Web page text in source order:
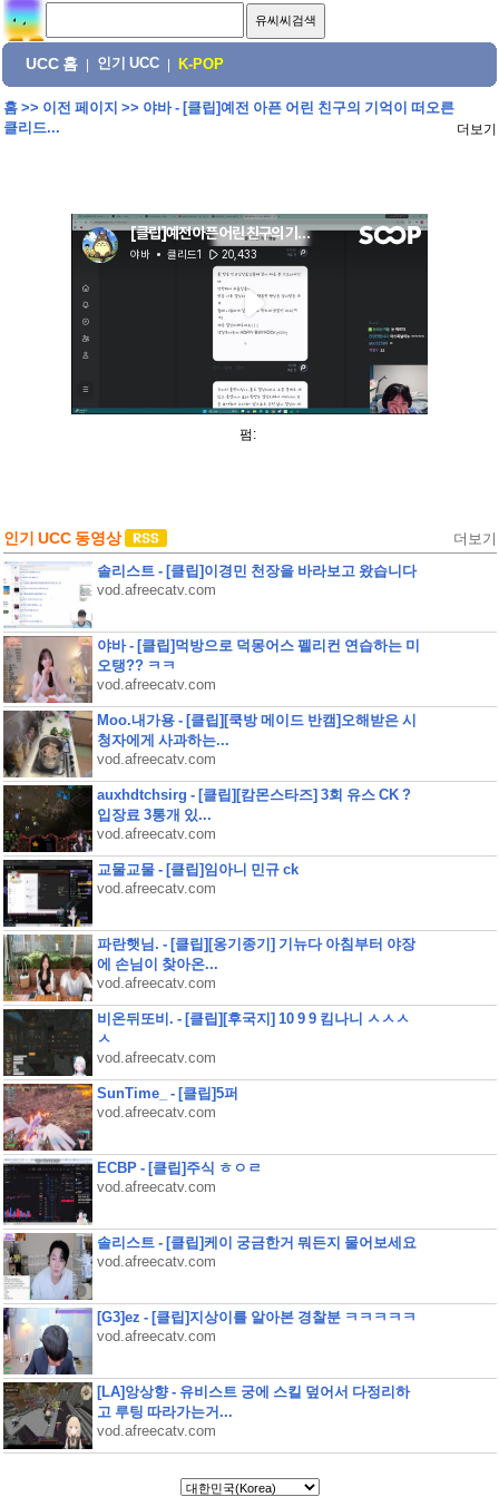
UCC 홈 인기 UCC K-POP
홈>> 이전 페이지 >> 야바 - [클립]예전 아픈 어린 친구의 기억이 떠오른
클리드...
더보기
펌:
인기 UCC 동영상 더보기
솔리스트 - [클립]이경민 천장을 바라보고 왔습니다
vod.afreecatv.com
야바 - [클립]먹방으로 덕몽어스 펠리컨 연습하는 미
오탱?? ㅋㅋ
vod.afreecatv.com
Moo.내가용 - [클립][쿡방 메이드 반캠]오해받은 시
청자에게 사과하는...
vod.afreecatv.com
auxhdtchsirg - [클립][캄몬스타즈] 3회 유스 CK ?
입장료 3통개 있...
vod.afreecatv.com
교물교물 - [클립]임아니 민규 ck
vod.afreecatv.com
파란햇님. - [클립][옹기종기] 기뉴다 아침부터 야장
에 손님이 찾아온...
vod.afreecatv.com
비온뒤또비. - [클립][후국지] 10 9 9 킴나니 ㅅㅅㅅ
ㅅ
vod.afreecatv.com
SunTime_ - [클립]5퍼
vod.afreecatv.com
ECBP - [클립]주식 ㅎㅇㄹ
vod.afreecatv.com
솔리스트 - [클립]케이 궁금한거 뭐든지 물어보세요
vod.afreecatv.com
[G3]ez - [클립]지상이를 알아본 경찰분 ㅋㅋㅋㅋㅋ
vod.afreecatv.com
[LA]앙상향 - 유비스트 궁에 스킬 덮어서 다정리하
고 루팅 따라가는거...
vod.afreecatv.com